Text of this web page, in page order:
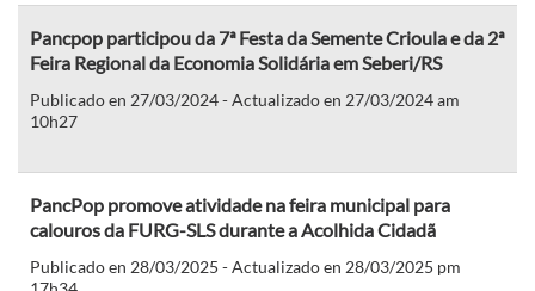
Pancpop participou da 7ª Festa da Semente Crioula e da 2ª
Feira Regional da Economia Solidária em Seberi/RS
Publicado en 27/03/2024 - Actualizado en 27/03/2024 am
10h27
PancPop promove atividade na feira municipal para
calouros da FURG-SLS durante a Acolhida Cidadã
Publicado en 28/03/2025 - Actualizado en 28/03/2025 pm